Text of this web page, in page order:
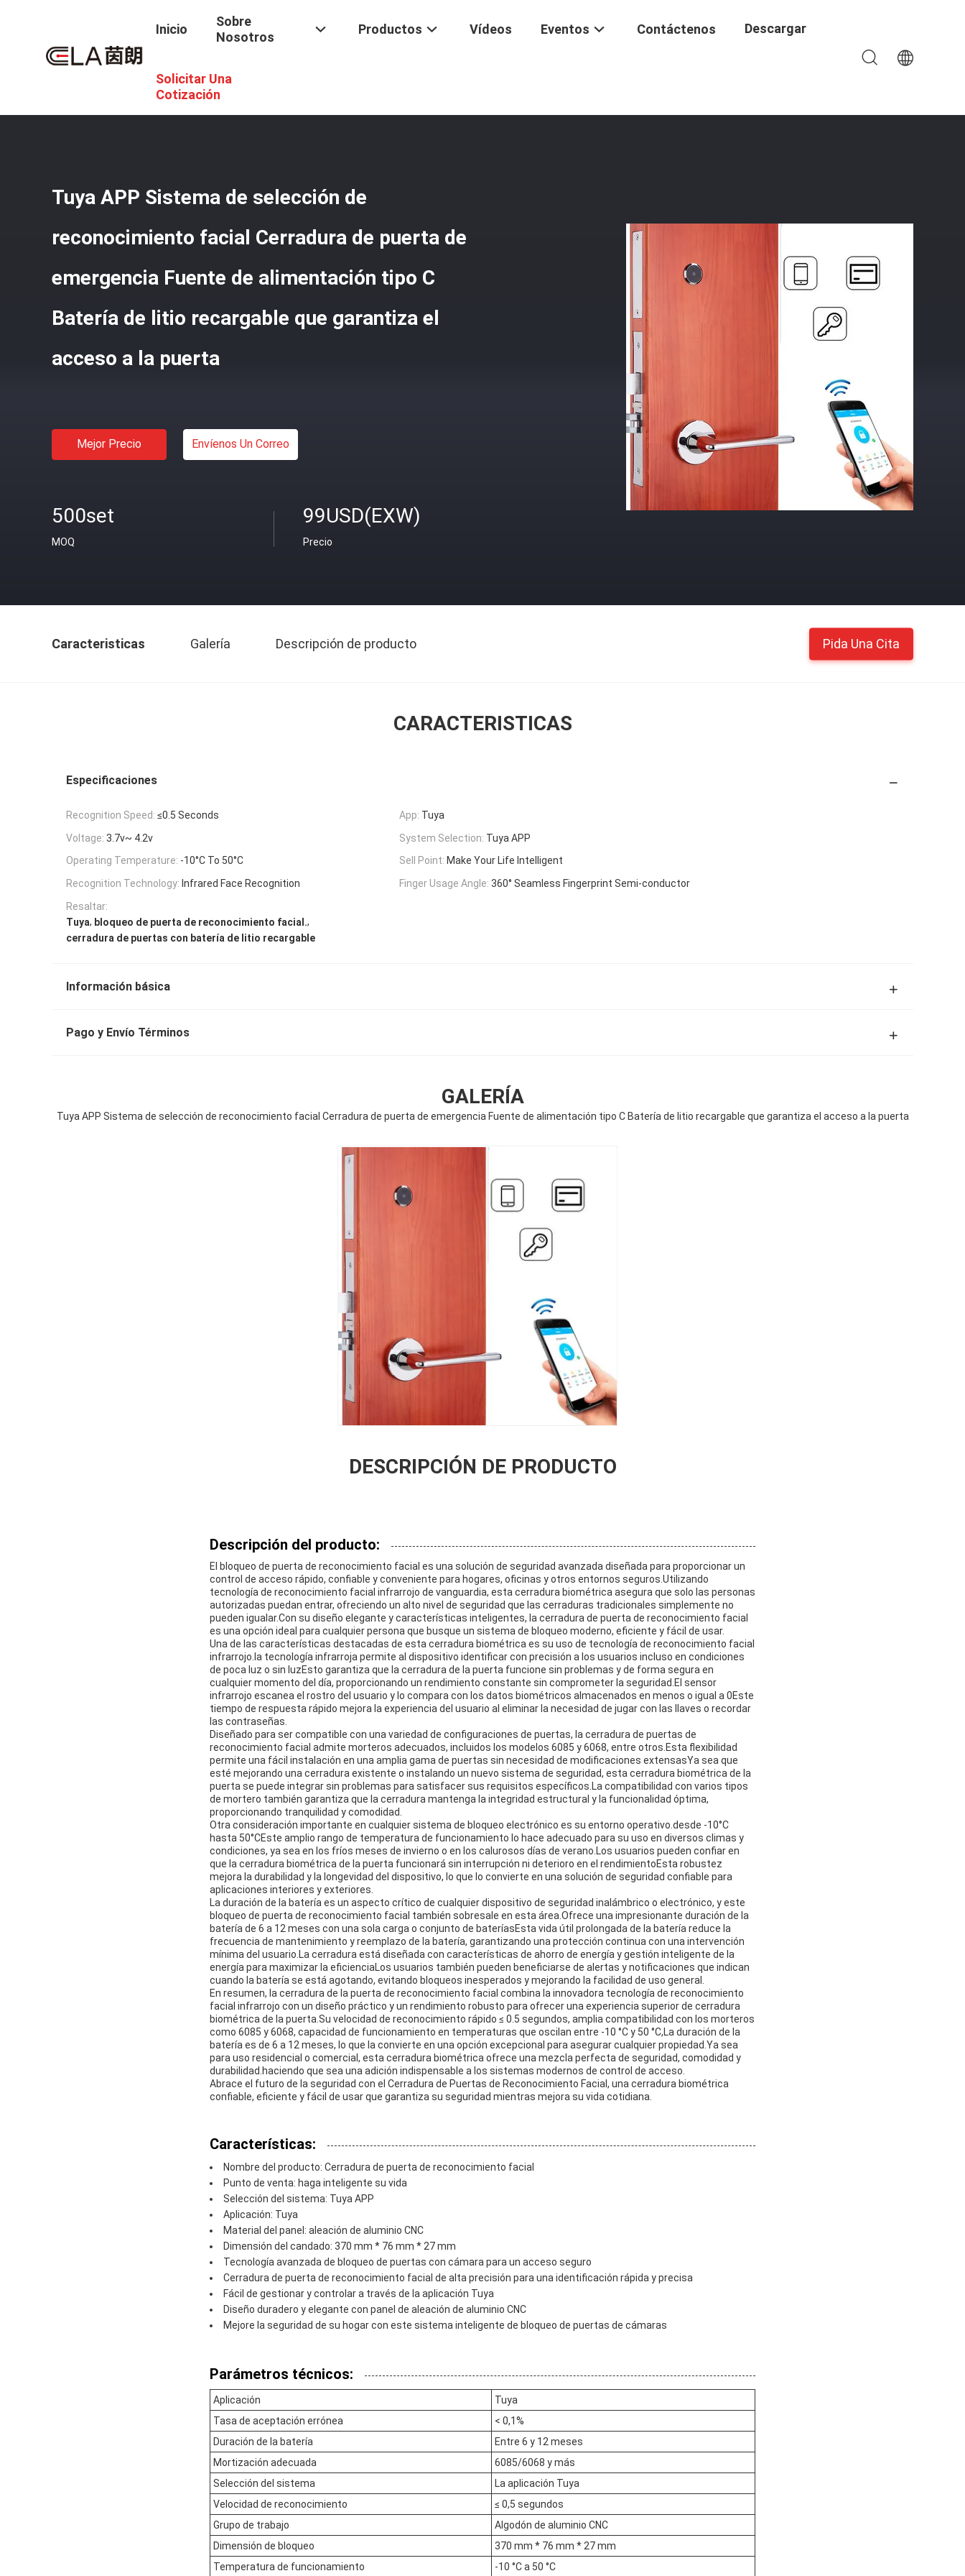
Inicio
Sobre
Nosotros
Productos Vídeos Eventos Contáctenos Descargar
Solicitar Una
Cotización
Cerradura De Puerta Del Reconocimiento De Cara
Alimentación Tipo C Batería De Litio Recargable Que Garantiza El Acceso A La Puerta
Tuya APP Sistema de selección de
reconocimiento facial Cerradura de puerta de
emergencia Fuente de alimentación tipo C
Batería de litio recargable que garantiza el
acceso a la puerta
Mejor Precio Envíenos Un Correo
500set
MOQ
99USD(EXW)
Precio
Caracteristicas Galería Descripción de producto Pida Una Cita
CARACTERISTICAS
Especificaciones
Recognition Speed: ≤0.5 Seconds App: Tuya
Voltage: 3.7v~ 4.2v System Selection: Tuya APP
Operating Temperature: -10°C To 50°C Sell Point: Make Your Life Intelligent
Recognition Technology: Infrared Face Recognition Finger Usage Angle: 360° Seamless Fingerprint Semi-conductor
Resaltar:
Tuya, bloqueo de puerta de reconocimiento facial.,
cerradura de puertas con batería de litio recargable
Información básica
Pago y Envío Términos
GALERÍA
Tuya APP Sistema de selección de reconocimiento facial Cerradura de puerta de emergencia Fuente de alimentación tipo C Batería de litio recargable que garantiza el acceso a la puerta
DESCRIPCIÓN DE PRODUCTO
Descripción del producto:
El bloqueo de puerta de reconocimiento facial es una solución de seguridad avanzada diseñada para proporcionar un
control de acceso rápido, confiable y conveniente para hogares, oficinas y otros entornos seguros.Utilizando
tecnología de reconocimiento facial infrarrojo de vanguardia, esta cerradura biométrica asegura que solo las personas
autorizadas puedan entrar, ofreciendo un alto nivel de seguridad que las cerraduras tradicionales simplemente no
pueden igualar.Con su diseño elegante y características inteligentes, la cerradura de puerta de reconocimiento facial
es una opción ideal para cualquier persona que busque un sistema de bloqueo moderno, eficiente y fácil de usar.
Una de las características destacadas de esta cerradura biométrica es su uso de tecnología de reconocimiento facial
infrarrojo.la tecnología infrarroja permite al dispositivo identificar con precisión a los usuarios incluso en condiciones
de poca luz o sin luzEsto garantiza que la cerradura de la puerta funcione sin problemas y de forma segura en
cualquier momento del día, proporcionando un rendimiento constante sin comprometer la seguridad.El sensor
infrarrojo escanea el rostro del usuario y lo compara con los datos biométricos almacenados en menos o igual a 0Este
tiempo de respuesta rápido mejora la experiencia del usuario al eliminar la necesidad de jugar con las llaves o recordar
las contraseñas.
Diseñado para ser compatible con una variedad de configuraciones de puertas, la cerradura de puertas de
reconocimiento facial admite morteros adecuados, incluidos los modelos 6085 y 6068, entre otros.Esta flexibilidad
permite una fácil instalación en una amplia gama de puertas sin necesidad de modificaciones extensasYa sea que
esté mejorando una cerradura existente o instalando un nuevo sistema de seguridad, esta cerradura biométrica de la
puerta se puede integrar sin problemas para satisfacer sus requisitos específicos.La compatibilidad con varios tipos
de mortero también garantiza que la cerradura mantenga la integridad estructural y la funcionalidad óptima,
proporcionando tranquilidad y comodidad.
Otra consideración importante en cualquier sistema de bloqueo electrónico es su entorno operativo.desde -10°C
hasta 50°CEste amplio rango de temperatura de funcionamiento lo hace adecuado para su uso en diversos climas y
condiciones, ya sea en los fríos meses de invierno o en los calurosos días de verano.Los usuarios pueden confiar en
que la cerradura biométrica de la puerta funcionará sin interrupción ni deterioro en el rendimientoEsta robustez
mejora la durabilidad y la longevidad del dispositivo, lo que lo convierte en una solución de seguridad confiable para
aplicaciones interiores y exteriores.
La duración de la batería es un aspecto crítico de cualquier dispositivo de seguridad inalámbrico o electrónico, y este
bloqueo de puerta de reconocimiento facial también sobresale en esta área.Ofrece una impresionante duración de la
batería de 6 a 12 meses con una sola carga o conjunto de bateríasEsta vida útil prolongada de la batería reduce la
frecuencia de mantenimiento y reemplazo de la batería, garantizando una protección continua con una intervención
mínima del usuario.La cerradura está diseñada con características de ahorro de energía y gestión inteligente de la
energía para maximizar la eficienciaLos usuarios también pueden beneficiarse de alertas y notificaciones que indican
cuando la batería se está agotando, evitando bloqueos inesperados y mejorando la facilidad de uso general.
En resumen, la cerradura de la puerta de reconocimiento facial combina la innovadora tecnología de reconocimiento
facial infrarrojo con un diseño práctico y un rendimiento robusto para ofrecer una experiencia superior de cerradura
biométrica de la puerta.Su velocidad de reconocimiento rápido ≤ 0.5 segundos, amplia compatibilidad con los morteros
como 6085 y 6068, capacidad de funcionamiento en temperaturas que oscilan entre -10 °C y 50 °C,La duración de la
batería es de 6 a 12 meses, lo que la convierte en una opción excepcional para asegurar cualquier propiedad.Ya sea
para uso residencial o comercial, esta cerradura biométrica ofrece una mezcla perfecta de seguridad, comodidad y
durabilidad.haciendo que sea una adición indispensable a los sistemas modernos de control de acceso.
Abrace el futuro de la seguridad con el Cerradura de Puertas de Reconocimiento Facial, una cerradura biométrica
confiable, eficiente y fácil de usar que garantiza su seguridad mientras mejora su vida cotidiana.
Características:
Nombre del producto: Cerradura de puerta de reconocimiento facial
Punto de venta: haga inteligente su vida
Selección del sistema: Tuya APP
Aplicación: Tuya
Material del panel: aleación de aluminio CNC
Dimensión del candado: 370 mm * 76 mm * 27 mm
Tecnología avanzada de bloqueo de puertas con cámara para un acceso seguro
Cerradura de puerta de reconocimiento facial de alta precisión para una identificación rápida y precisa
Fácil de gestionar y controlar a través de la aplicación Tuya
Diseño duradero y elegante con panel de aleación de aluminio CNC
Mejore la seguridad de su hogar con este sistema inteligente de bloqueo de puertas de cámaras
Parámetros técnicos:
Aplicación
Tuya
Tasa de aceptación errónea
< 0,1%
Duración de la batería
Entre 6 y 12 meses
Mortización adecuada
6085/6068 y más
Selección del sistema
La aplicación Tuya
Velocidad de reconocimiento
≤ 0,5 segundos
Grupo de trabajo
Algodón de aluminio CNC
Dimensión de bloqueo
370 mm * 76 mm * 27 mm
Temperatura de funcionamiento
-10 °C a 50 °C